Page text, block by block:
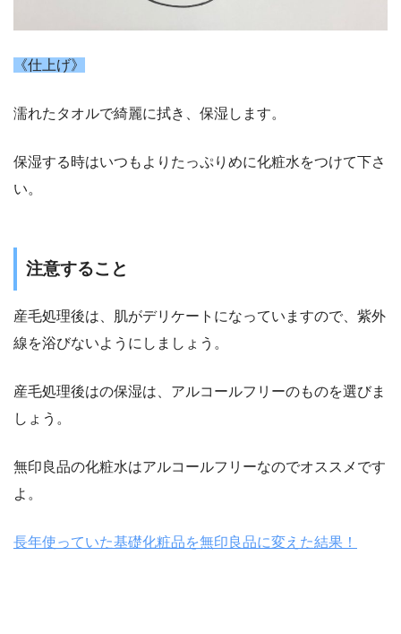
《仕上げ》
濡れたタオルで綺麗に拭き、保湿します。
保湿する時はいつもよりたっぷりめに化粧水をつけて下さ
い。
注意すること
産毛処理後は、肌がデリケートになっていますので、紫外
線を浴びないようにしましょう。
産毛処理後はの保湿は、アルコールフリーのものを選びま
しょう。
無印良品の化粧水はアルコールフリーなのでオススメです
よ。
長年使っていた基礎化粧品を無印良品に変えた結果！